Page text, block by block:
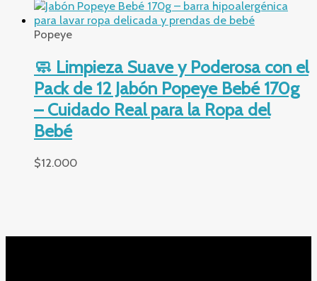
Popeye
🧼 Limpieza Suave y Poderosa con el
Pack de 12 Jabón Popeye Bebé 170g
– Cuidado Real para la Ropa del
Bebé
$12.000